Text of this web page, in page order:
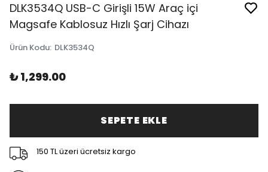
DLK3534Q USB-C Girişli 15W Araç içi
Magsafe Kablosuz Hızlı Şarj Cihazı
Ürün Kodu: DLK3534Q
₺ 1,299.00
SEPETE EKLE
150 TL üzeri ücretsiz kargo